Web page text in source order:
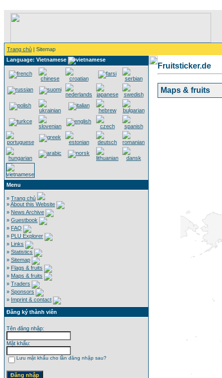
Trang chủ | Sitemap
Language: Vietnamese
Menu
» Trang chủ
»About this Website
» News Archive
» Guestbook
» FAQ
» PLU Explorer
» Links
» Statistics
» Sitemap
» Flags & fruits
» Maps & fruits
» Traders
» Sponsors
» Imprint & contact
Đăng ký thành viên
Tên đăng nhập:
Mật khẩu:
Lưu mật khẩu cho lần đăng nhập sau?
Fruitsticker.de
Maps & fruits